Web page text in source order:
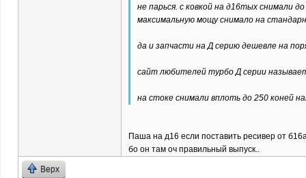
не парься. с ковкой на д16тых снимали
максимальную мощу снимало на
да и запчасти на Д серию дешевле на
сайт любителей турбо Д серии
на стоке снимали вплоть до 250 коней
Паша на д16 если поставить ресивер от
бо он там оч правильный выпуск..
Верх